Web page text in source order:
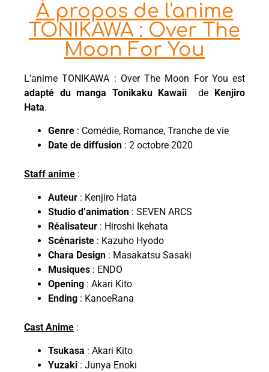
À propos de l'anime
TONIKAWA : Over The
Moon For You
L’anime TONIKAWA : Over The Moon For You est
adapté du manga Tonikaku Kawaii
de
Kenjiro
Hata.
Genre : Comédie, Romance, Tranche de vie
Date de diffusion : 2 octobre 2020
Staff anime :
Auteur : Kenjiro Hata
Studio d’animation : SEVEN ARCS
Réalisateur : Hiroshi Ikehata
Scénariste : Kazuho Hyodo
Chara Design : Masakatsu Sasaki
Musiques : ENDO
Opening : Akari Kito
Ending : KanoeRana
Cast Anime :
Tsukasa : Akari Kito
Yuzaki : Junya Enoki